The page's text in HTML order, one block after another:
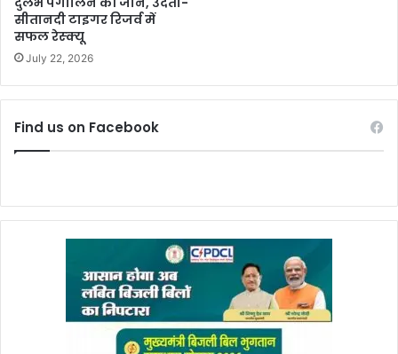
सीतानदी टाइगर रिजर्व में
सफल रेस्क्यू
July 22, 2026
Find us on Facebook